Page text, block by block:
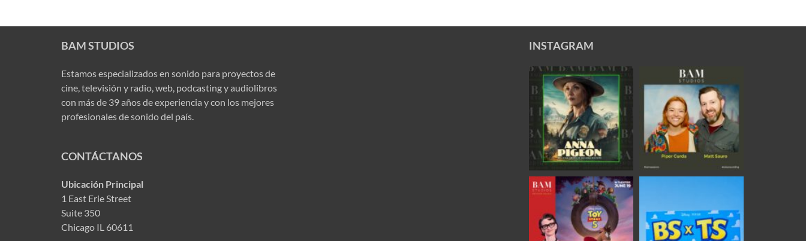
BAM STUDIOS
Estamos especializados en sonido para proyectos de
cine, televisión y radio, web, podcasting y audiolibros
con más de 39 años de experiencia y con los mejores
profesionales de sonido del país.
CONTÁCTANOS
Ubicación Principal
1 East Erie Street
Suite 350
Chicago IL 60611
INSTAGRAM